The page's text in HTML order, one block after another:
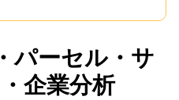
パーセル・サ
企業分析